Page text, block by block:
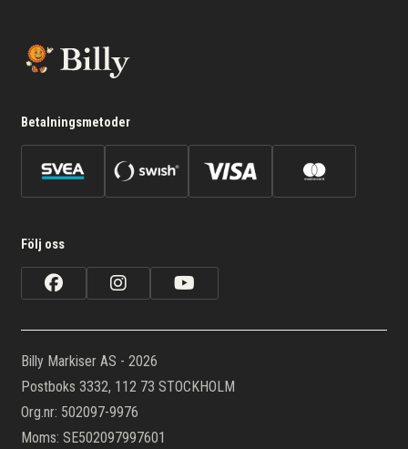
Betalningsmetoder
Följ oss
Billy Markiser AS - 2026
Postboks 3332, 112 73 STOCKHOLM
Org.nr: 502097-9976
Moms: SE502097997601